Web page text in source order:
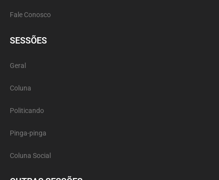
Fale Conosco
SESSÕES
Geral
Coluna
Politicando
Pinga-pinga
Coluna Social